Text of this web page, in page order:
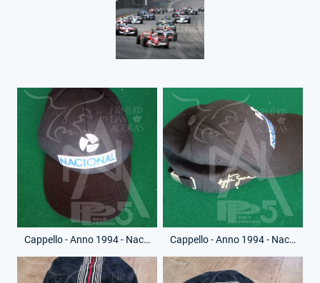
Cappello - Anno 1994 - Nacional - Ayrton Senna - (Fronte) Cappello - Anno 1994 - Nacional - Ayrton Senna - (Lato)